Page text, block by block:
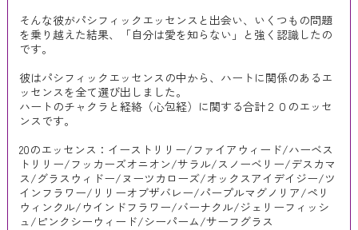
そんな彼がパシフィックエッセンスと出会い、いくつもの問題
を乗り越えた結果、「自分は愛を知らない」と強く認識したの
です。
彼はパシフィックエッセンスの中から、ハートに関係のあるエ
ッセンスを全て選び出しました。
ハートのチャクラと経絡（心包経）に関する合計２０のエッセ
ンスです。
20のエッセンス：イーストリリー/ファイアウィード/ハーベス
トリリー/フッカーズオニオン/サラル/スノーベリー/デスカマ
ス/グラスウィドー/ヌーツカローズ/オックスアイデイジー/ツ
インフラワー/リリーオブザバレー/パープルマグノリア/ペリ
ウィンクル/ウインドフラワー/バーナクル/ジェリーフィッシ
ュ/ピンクシーウィード/シーパーム/サーフグラス